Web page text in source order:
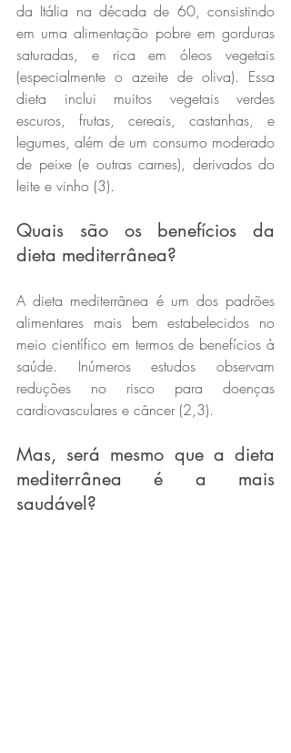
da Itália na década de 60, consistindo
em uma alimentação pobre em gorduras
saturadas, e rica em óleos vegetais
(especialmente o azeite de oliva). Essa
dieta inclui muitos vegetais verdes
escuros, frutas, cereais, castanhas, e
legumes, além de um consumo moderado
de peixe (e outras carnes), derivados do
leite e vinho (3).
Quais são os benefícios da
dieta mediterrânea?
A dieta mediterrânea é um dos padrões
alimentares mais bem estabelecidos no
meio científico em termos de benefícios à
saúde. Inúmeros estudos observam
reduções no risco para doenças
cardiovasculares e câncer (2,3).
Mas, será mesmo que a dieta
mediterrânea é a mais
saudável?